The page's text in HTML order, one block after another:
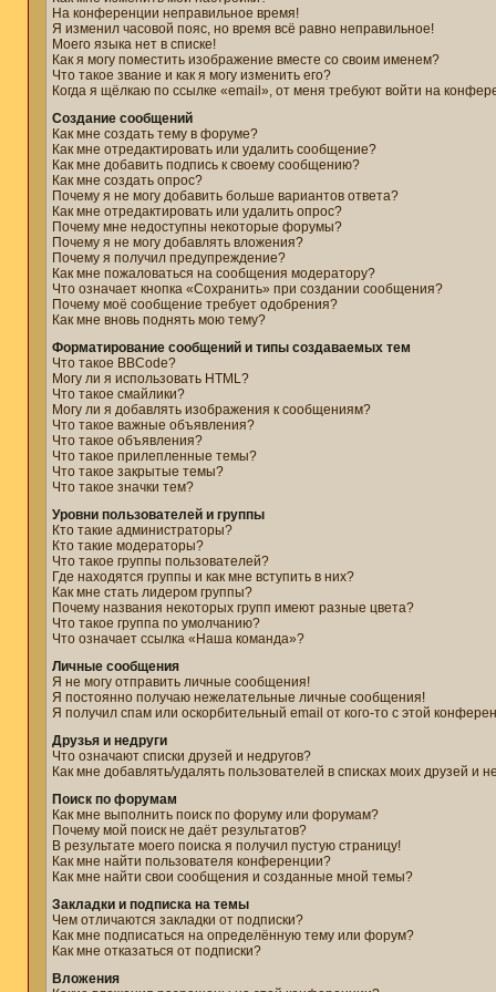
На конференции неправильное время!
Я изменил часовой пояс, но время всё равно неправильное!
Моего языка нет в списке!
Как я могу поместить изображение вместе со своим именем?
Что такое звание и как я могу изменить его?
Когда я щёлкаю по ссылке «email», от меня требуют войти на
Создание сообщений
Как мне создать тему в форуме?
Как мне отредактировать или удалить сообщение?
Как мне добавить подпись к своему сообщению?
Как мне создать опрос?
Почему я не могу добавить больше вариантов ответа?
Как мне отредактировать или удалить опрос?
Почему мне недоступны некоторые форумы?
Почему я не могу добавлять вложения?
Почему я получил предупреждение?
Как мне пожаловаться на сообщения модератору?
Что означает кнопка «Сохранить» при создании сообщения?
Почему моё сообщение требует одобрения?
Как мне вновь поднять мою тему?
Форматирование сообщений и типы создаваемых тем
Что такое BBCode?
Могу ли я использовать HTML?
Что такое смайлики?
Могу ли я добавлять изображения к сообщениям?
Что такое важные объявления?
Что такое объявления?
Что такое прилепленные темы?
Что такое закрытые темы?
Что такое значки тем?
Уровни пользователей и группы
Кто такие администраторы?
Кто такие модераторы?
Что такое группы пользователей?
Где находятся группы и как мне вступить в них?
Как мне стать лидером группы?
Почему названия некоторых групп имеют разные цвета?
Что такое группа по умолчанию?
Что означает ссылка «Наша команда»?
Личные сообщения
Я не могу отправить личные сообщения!
Я постоянно получаю нежелательные личные сообщения!
Я получил спам или оскорбительный email от кого-то с этой
Друзья и недруги
Что означают списки друзей и недругов?
Как мне добавлять/удалять пользователей в списках моих друзей и
Поиск по форумам
Как мне выполнить поиск по форуму или форумам?
Почему мой поиск не даёт результатов?
В результате моего поиска я получил пустую страницу!
Как мне найти пользователя конференции?
Как мне найти свои сообщения и созданные мной темы?
Закладки и подписка на темы
Чем отличаются закладки от подписки?
Как мне подписаться на определённую тему или форум?
Как мне отказаться от подписки?
Вложения